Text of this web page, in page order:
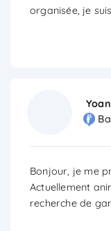
organisée, je
Bonjour, je me
Actuellement
recherche de